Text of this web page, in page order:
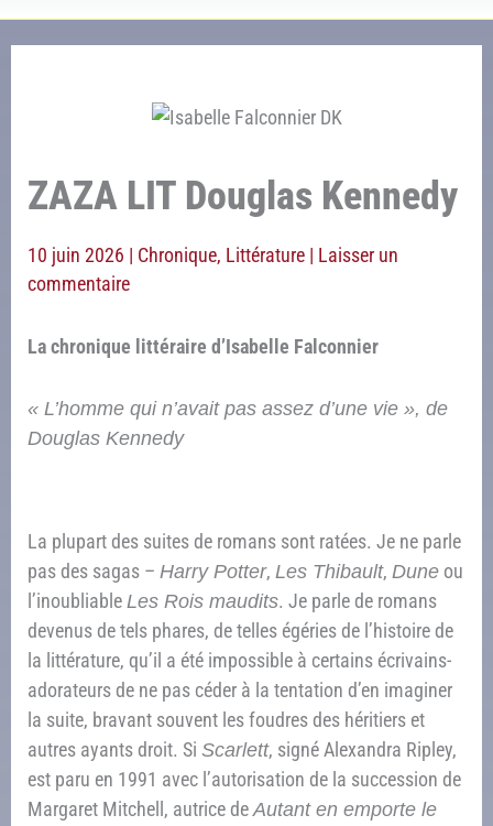
ZAZA LIT Douglas Kennedy
10 juin 2026 | Chronique, Littérature| Laisser un
commentaire
La chronique littéraire d’Isabelle Falconnier
«L’homme qui n’avait pas assez d’une vie », de
Douglas Kennedy
La plupart des suites de romans sont ratées. Je ne parle
pas des sagas – Harry Potter, Les Thibault, Duneou
l’inoubliableLes Rois maudits. Je parle de romans
devenus de tels phares, de telles égéries de l’histoire de
la littérature, qu’il a été impossible à certains écrivains-
adorateurs de ne pas céder à la tentation d’en imaginer
la suite, bravant souvent les foudres des héritiers et
autres ayants droit. Si Scarlett, signé Alexandra Ripley,
est paru en 1991 avec l’autorisation de la succession de
Margaret Mitchell, autrice deAutant en emporte le